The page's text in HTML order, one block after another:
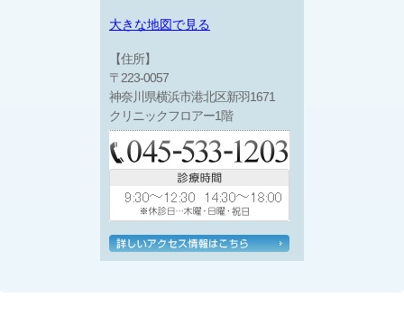
大きな地図で見る
【住所】
〒223-0057
神奈川県横浜市港北区新羽1671
クリニックフロアー1階